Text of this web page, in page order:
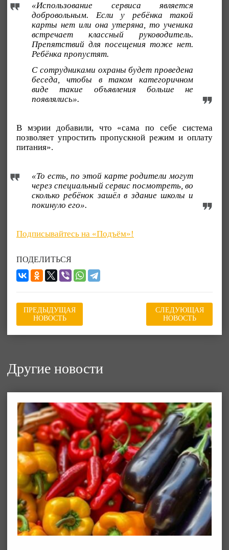
«Использование сервиса является
добровольным. Если у ребёнка такой
карты нет или она утеряна, то ученика
встречает классный руководитель.
Препятствий для посещения тоже нет.
Ребёнка пропустят.
С сотрудниками охраны будет проведена
беседа, чтобы в таком категоричном
виде такие объявления больше не
появлялись».
В мэрии добавили, что «сама по себе система
позволяет упростить пропускной режим и оплату
питания».
«То есть, по этой карте родители могут
через специальный сервис посмотреть, во
сколько ребёнок зашёл в здание школы и
покинуло его».
Подписывайтесь на «Подъём»!
ПОДЕЛИТЬСЯ
ПРЕДЫДУЩАЯ
НОВОСТЬ
СЛЕДУЮЩАЯ
НОВОСТЬ
Другие новости